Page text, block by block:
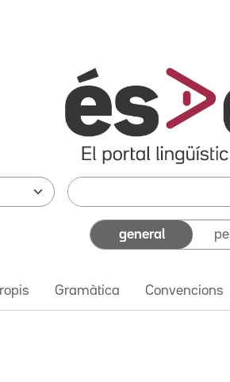
general
Gramàtica Convencions